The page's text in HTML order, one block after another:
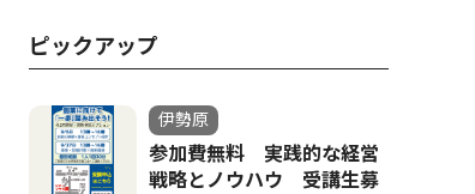
ピックアップ
伊勢原
参加費無料 実践的な経営
戦略とノウハウ 受講生募